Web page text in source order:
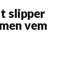
slipper
vem